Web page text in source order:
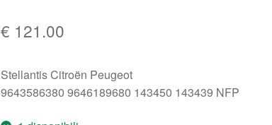
€ 121.00
Stellantis Citroën Peugeot
9643586380 9646189680 143450 143439 NFP